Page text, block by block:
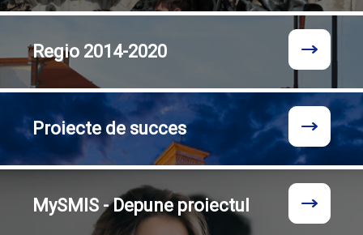
Regio 2014-2020
Proiecte de succes
MySMIS - Depune proiectul